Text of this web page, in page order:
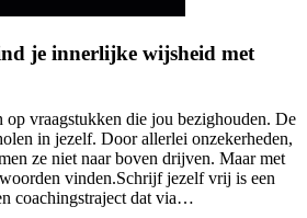
je innerlijke wijsheid met
vraagstukken die jou bezighouden. De
in jezelf. Door allerlei onzekerheden,
ze niet naar boven drijven. Maar met
vinden.Schrijf jezelf vrij is een
coachingstraject dat via…